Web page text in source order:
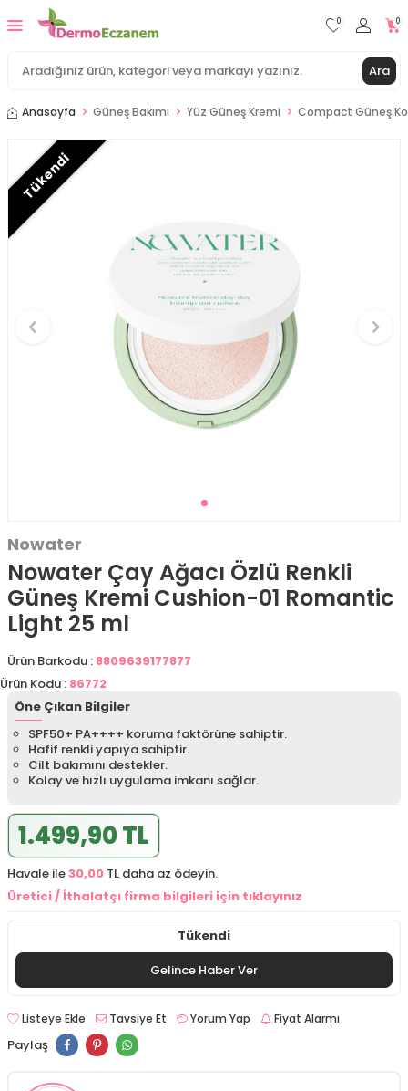
Ara
0 0
Anasayfa Güneş Bakımı Yüz Güneş Kremi Compact Güneş
Tükendi
Nowater
Nowater Çay Ağacı Özlü Renkli
Güneş Kremi Cushion-01 Romantic
Light 25 ml
Ürün Barkodu : 8809639177877
Ürün Kodu : 86772
Öne Çıkan Bilgiler
SPF50+ PA++++ koruma faktörüne sahiptir.
Hafif renkli yapıya sahiptir.
Cilt bakımını destekler.
Kolay ve hızlı uygulama imkanı sağlar.
1.499,90 TL
Havale ile30,00 TL daha az ödeyin.
Üretici / İthalatçı firma bilgileri için tıklayınız
Tükendi
Gelince Haber Ver
Listeye Ekle Tavsiye Et Yorum Yap Fiyat Alarmı
Paylaş